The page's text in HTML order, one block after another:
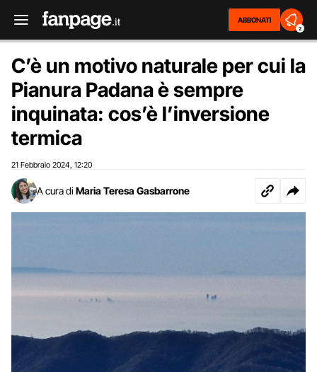
ABBONATI
2
C’è un motivo naturale per cui la
Pianura Padana è sempre
inquinata: cos’è l’inversione
termica
21 Febbraio 2024 12:20
A cura di Maria Teresa Gasbarrone